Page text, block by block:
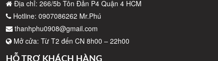
Địa chỉ: 266/5b Tôn Đản P4 Quận 4 HCM
Hotline: 0907086262 Mr.Phú
thanhphu0908@gmail.com
Mở cửa: Từ T2 đến CN 8h00 – 22h00
HỖ TRỢ KHÁCH HÀNG